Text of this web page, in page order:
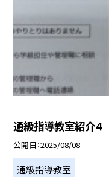
通級指導教室紹介４
公開日 2025/08/08
通級指導教室